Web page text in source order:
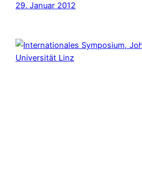
29. Januar 2012